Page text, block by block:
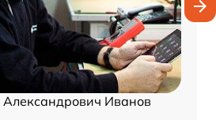
Александрович Иванов